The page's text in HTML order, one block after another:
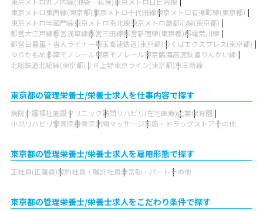
東京メトロ東西線(東京都)東京メトロ千代田線東京メトロ有楽町線(東京都)
東京メトロ半蔵門線東京メトロ南北線東京メトロ副都心線(東京都)
都営大江戸線都営浅草線都営三田線都営新宿線(東京都)都電荒川線
都営日暮里・舎人ライナー埼玉高速鉄道(東京都)つくばエクスプレス(東京都)
ゆりかもめ多摩モノレール東京モノレール東京臨海高速鉄道りんかい線
北総鉄道北総線(東京都) ＪＲ上野東京ライン(東京都)京王新線
東京都の管理栄養士/栄養士求人を仕事内容で探す
病院介護福祉施設クリニック訪問リハビリ(在宅医療)企業保育園
小児リハビリ整骨院接骨院訪問マッサージ薬局・ドラッグストアその他
東京都の管理栄養士/栄養士求人を雇用形態で探す
正社員(正職員)契約社員・嘱託社員非常勤・パートその他
東京都の管理栄養士/栄養士求人をこだわり条件で探す